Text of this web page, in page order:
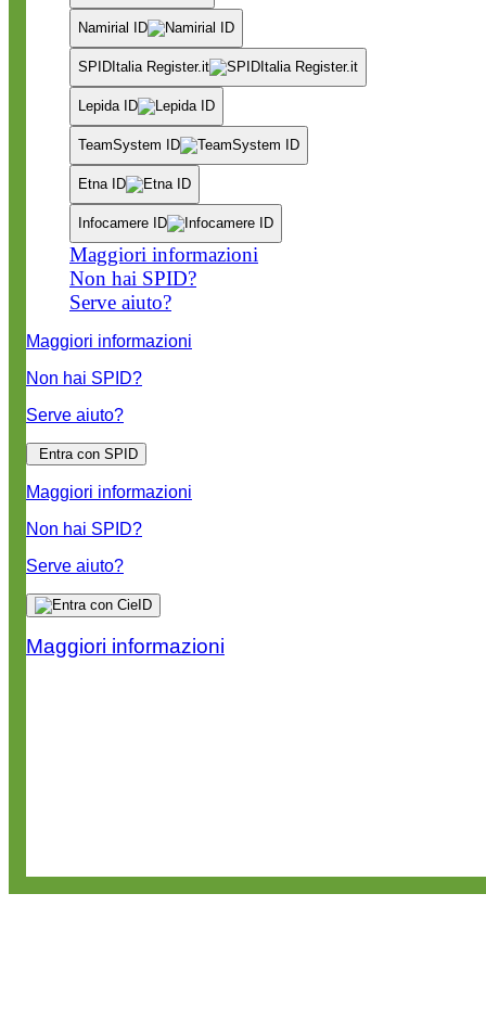
Namirial ID
SPIDItalia Register.it
Lepida ID
TeamSystem ID
Etna ID
Infocamere ID
Maggiori informazioni
Non hai SPID?
Serve aiuto?
Maggiori informazioni
Non hai SPID?
Serve aiuto?
Entra con SPID
Maggiori informazioni
Non hai SPID?
Serve aiuto?
Maggiori informazioni